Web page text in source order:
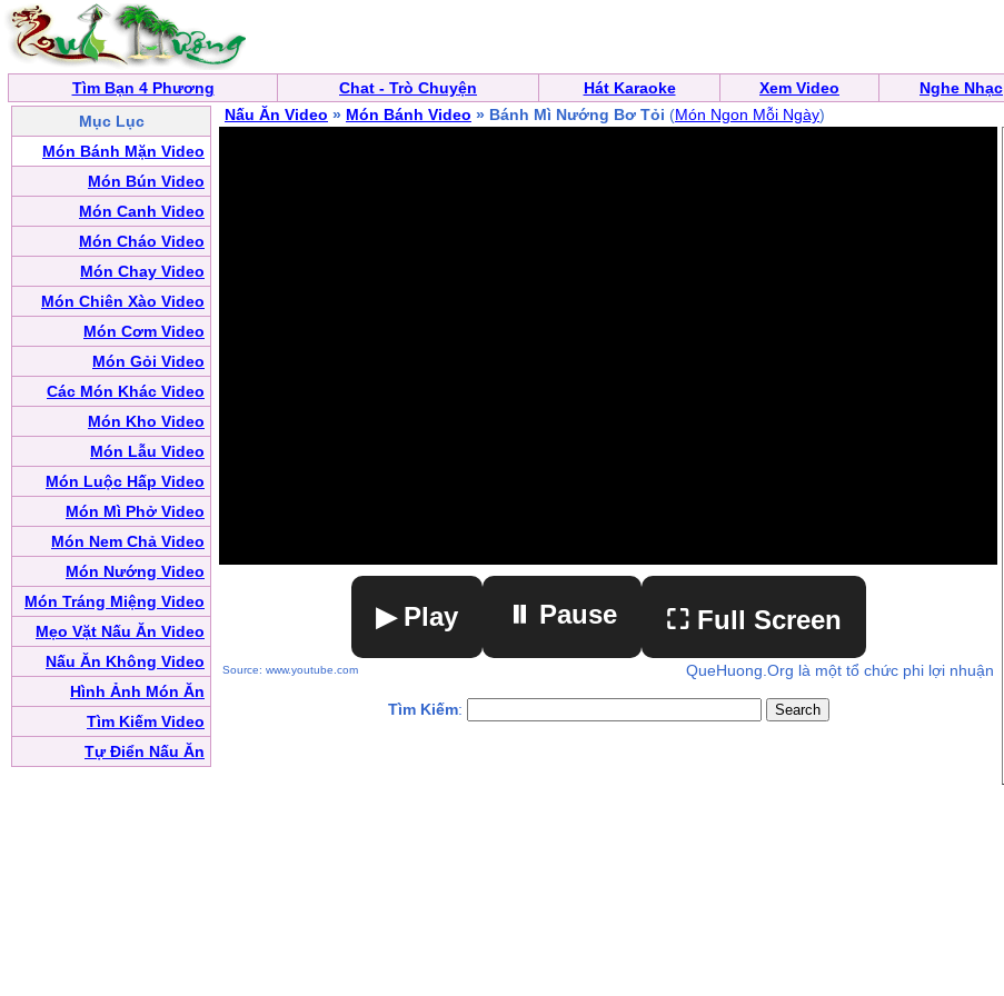
Tìm Bạn 4 Phương Chat - Trò Chuyện Hát Karaoke Xem Video Nghe Nhạc
Mục Lục
Món Bánh Mặn Video
Món Bún Video
Món Canh Video
Món Cháo Video
Món Chay Video
Món Chiên Xào Video
Món Cơm Video
Món Gỏi Video
Các Món Khác Video
Món Kho Video
Món Lẫu Video
Món Luộc Hấp Video
Món Mì Phở Video
Món Nem Chả Video
Món Nướng Video
Món Tráng Miệng Video
Mẹo Vặt Nấu Ăn Video
Nấu Ăn Không Video
Hình Ảnh Món Ăn
Tìm Kiếm Video
Tự Điển Nấu Ăn
Nấu Ăn Video » Món Bánh Video » Bánh Mì Nướng Bơ Tỏi (Món Ngon Mỗi Ngày)
▶ Play ⏸ Pause ⛶ Full Screen
Source: www.youtube.com QueHuong.Org là một tổ chức phi lợi nhuận
Tìm Kiếm: